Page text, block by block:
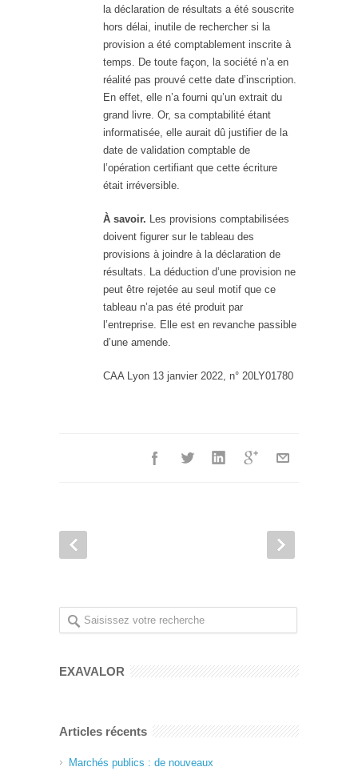
la déclaration de résultats a été souscrite
hors délai, inutile de rechercher si la
provision a été comptablement inscrite à
temps. De toute façon, la société n’a en
réalité pas prouvé cette date d’inscription.
En effet, elle n’a fourni qu’un extrait du
grand livre. Or, sa comptabilité étant
informatisée, elle aurait dû justifier de la
date de validation comptable de
l’opération certifiant que cette écriture
était irréversible.
À savoir. Les provisions comptabilisées
doivent figurer sur le tableau des
provisions à joindre à la déclaration de
résultats. La déduction d’une provision ne
peut être rejetée au seul motif que ce
tableau n’a pas été produit par
l’entreprise. Elle est en revanche passible
d’une amende.
CAA Lyon 13 janvier 2022, n° 20LY01780
EXAVALOR
Articles récents
Marchés publics : de nouveaux